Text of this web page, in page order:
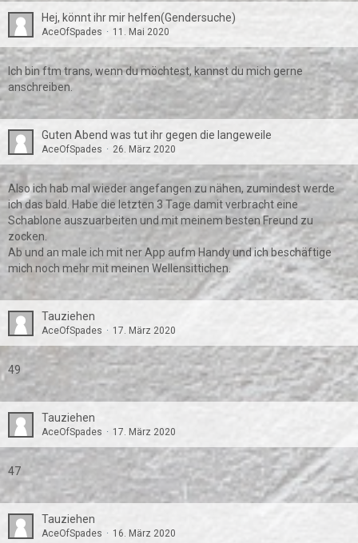
Hej, könnt ihr mir helfen(Gendersuche)
AceOfSpades 11. Mai 2020
Ich bin ftm trans, wenn du möchtest, kannst du mich gerne
anschreiben.
Guten Abend was tut ihr gegen die langeweile
AceOfSpades 26. März 2020
Also ich hab mal wieder angefangen zu nähen, zumindest werde
ich das bald. Habe die letzten 3 Tage damit verbracht eine
Schablone auszuarbeiten und mit meinem besten Freund zu
zocken.
Ab und an male ich mit ner App aufm Handy und ich beschäftige
mich noch mehr mit meinen Wellensittichen.
Tauziehen
AceOfSpades 17. März 2020
49
Tauziehen
AceOfSpades 17. März 2020
47
Tauziehen
AceOfSpades 16. März 2020